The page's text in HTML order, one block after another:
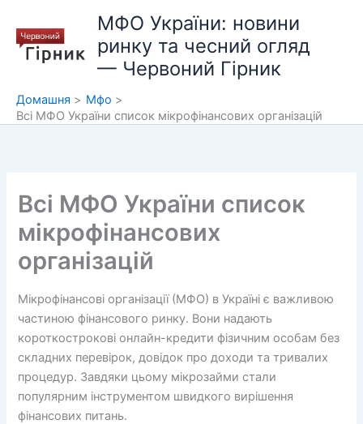
вмісту
МФО України: новини
ринку та чесний огляд
— Червоний Гірник
Домашня
Мфо
Всі МФО України список мікрофінансових організацій
Всі МФО України список
мікрофінансових
організацій
Мікрофінансові організації (МФО) в Україні є важливою
частиною фінансового ринку. Вони надають
короткострокові онлайн-кредити фізичним особам без
складних перевірок, довідок про доходи та тривалих
процедур. Завдяки цьому мікрозайми стали
популярним інструментом швидкого вирішення
фінансових питань.